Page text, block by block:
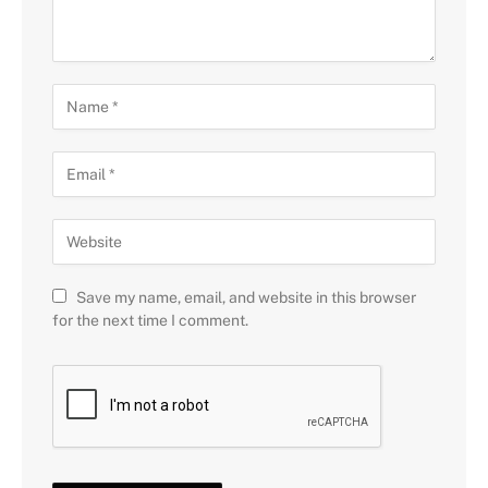
Save my name, email, and website in this browser
for the next time I comment.